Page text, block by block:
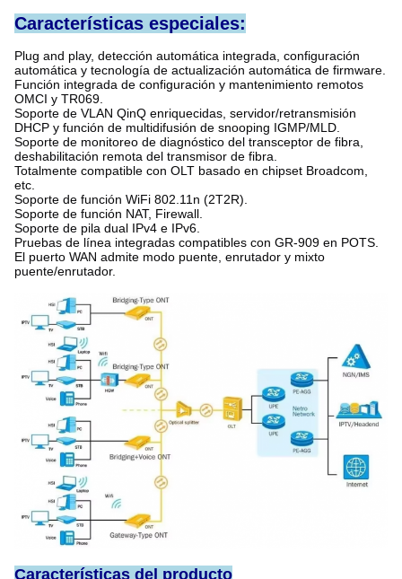
Características especiales:
Plug and play, detección automática integrada, configuración
automática y tecnología de actualización automática de firmware.
Función integrada de configuración y mantenimiento remotos
OMCI y TR069.
Soporte de VLAN QinQ enriquecidas, servidor/retransmisión
DHCP y función de multidifusión de snooping IGMP/MLD.
Soporte de monitoreo de diagnóstico del transceptor de fibra,
deshabilitación remota del transmisor de fibra.
Totalmente compatible con OLT basado en chipset Broadcom,
etc.
Soporte de función WiFi 802.11n (2T2R).
Soporte de función NAT, Firewall.
Soporte de pila dual IPv4 e IPv6.
Pruebas de línea integradas compatibles con GR-909 en POTS.
El puerto WAN admite modo puente, enrutador y mixto
puente/enrutador.
Características del producto